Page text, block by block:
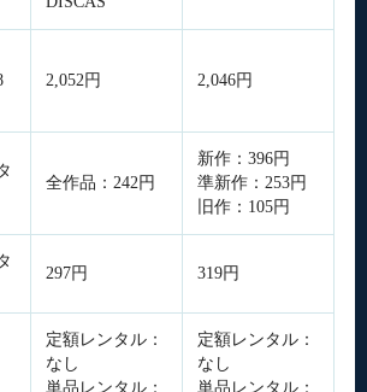
2,052円 2,046円
全作品：242円
新作：396円
準新作：253円
旧作：105円
297円 319円
定額レンタル：
なし
単品レンタル：
定額レンタル：
なし
単品レンタル：